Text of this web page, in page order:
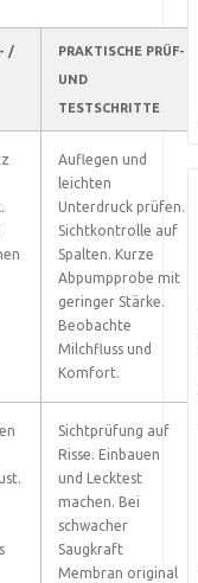
/
PRAKTISCHE PRÜF-
UND
TESTSCHRITTE
Auflegen und
leichten
Unterdruck prüfen.
Sichtkontrolle auf
Spalten. Kurze
Abpumpprobe mit
geringer Stärke.
Beobachte
Milchfluss und
Komfort.
Sichtprüfung auf
Risse. Einbauen
und Lecktest
machen. Bei
schwacher
Saugkraft
Membran original